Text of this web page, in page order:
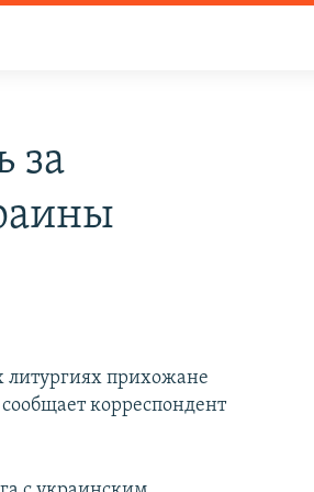
за
прихожане
корреспондент